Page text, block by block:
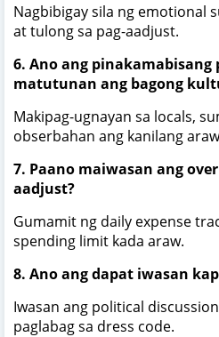
Nagbibigay sila ng emotional
at tulong sa pag-aadjust.
6. Ano ang pinakamabisang
matutunan ang bagong
Makipag-ugnayan sa locals,
obserbahan ang kanilang
7. Paano maiwasan ang
aadjust?
Gumamit ng daily expense
spending limit kada araw.
8. Ano ang dapat iwasan
Iwasan ang political
paglabag sa dress code.